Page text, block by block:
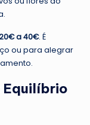
a 40€. É
ou para alegrar
Equilíbrio